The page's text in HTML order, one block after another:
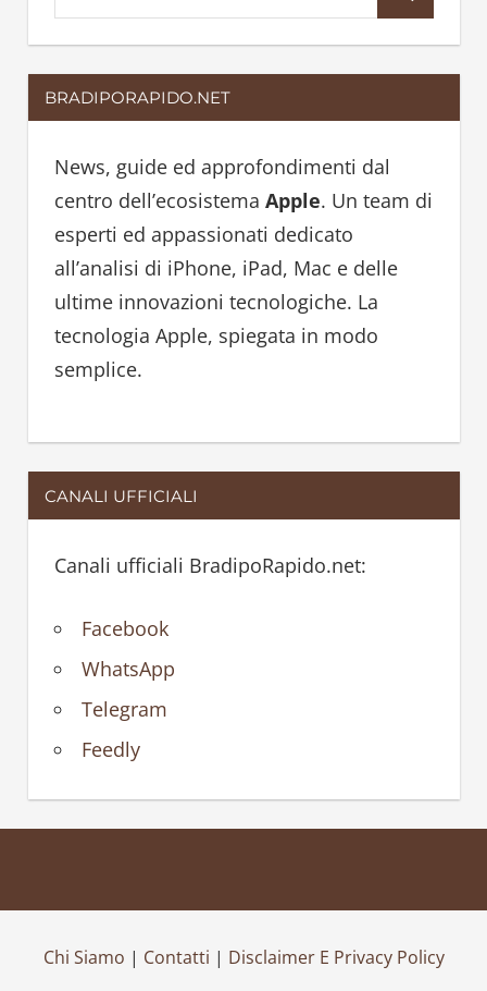
e
a
r
c
e
a
BRADIPORAPIDO.NET
News, guide ed approfondimenti dal
centro dell’ecosistema Apple. Un team di
esperti ed appassionati dedicato
all’analisi di iPhone, iPad, Mac e delle
ultime innovazioni tecnologiche. La
tecnologia Apple, spiegata in modo
semplice.
CANALI UFFICIALI
Canali ufficiali BradipoRapido.net:
Facebook
WhatsApp
Telegram
Feedly
Chi Siamo | Contatti | Disclaimer E Privacy Policy